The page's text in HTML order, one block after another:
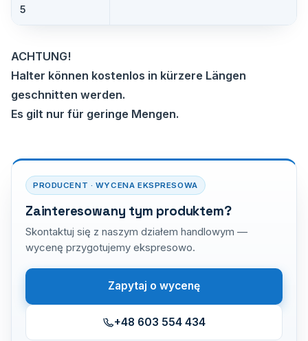
5
ACHTUNG!
Halter können kostenlos in kürzere Längen
geschnitten werden.
Es gilt nur für geringe Mengen.
PRODUCENT · WYCENA EKSPRESOWA
Zainteresowany tym produktem?
Skontaktuj się z naszym działem handlowym —
wycenę przygotujemy ekspresowo.
Zapytaj o wycenę
+48 603 554 434